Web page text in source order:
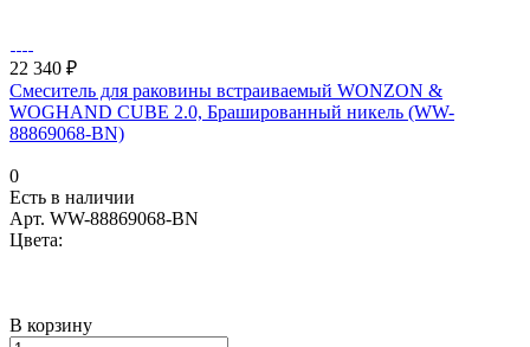
22 340 ₽
Смеситель для раковины встраиваемый WONZON &
WOGHAND CUBE 2.0, Брашированный никель (WW-
88869068-BN)
0
Есть в наличии
Арт. WW-88869068-BN
Цвета:
В корзину